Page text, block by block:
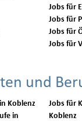
Jobs für
Jobs für
Jobs für
Jobs für
und
Jobs für Finanzen / Controlling / Steuern in Koblenz
in
Jobs für
Koblenz